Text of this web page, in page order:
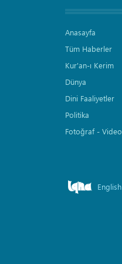
Anasayfa
Tüm Haberler
Kur'an-ı Kerim
Dünya
Dini Faaliyetler
Politika
Fotoğraf - Video
English